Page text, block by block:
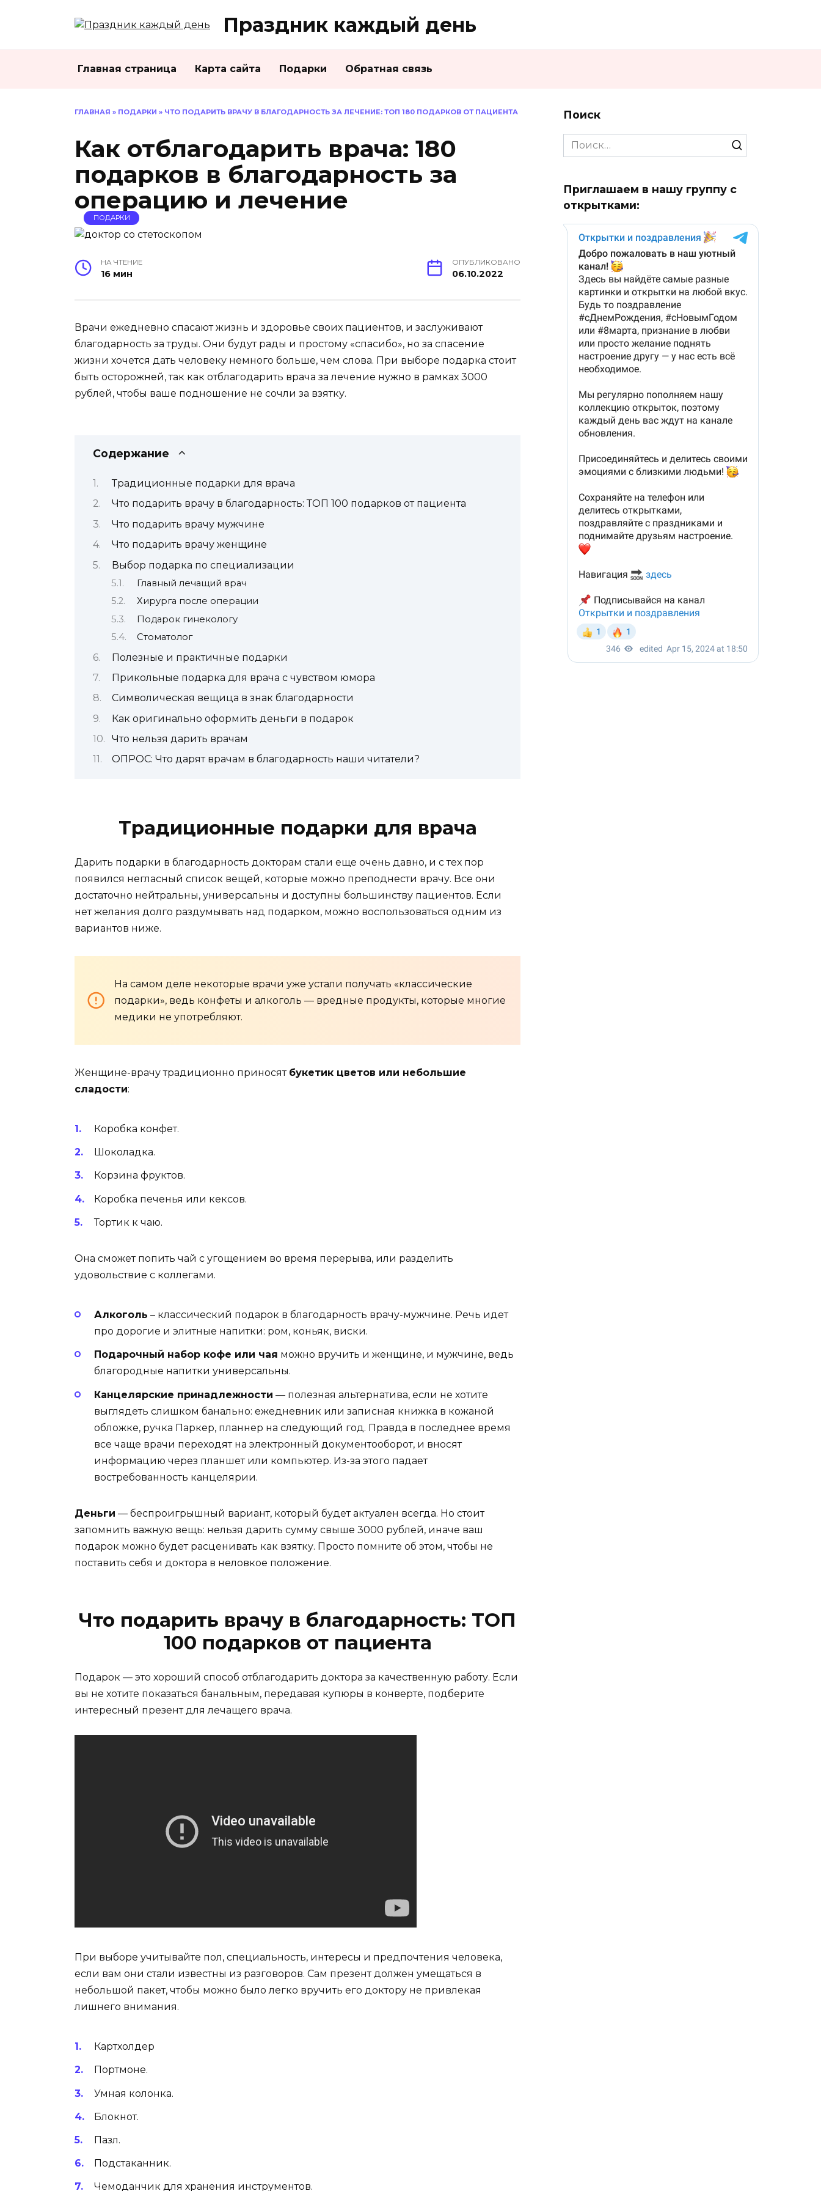
Праздник каждый день
Главная страница Карта сайта Подарки Обратная связь
ГЛАВНАЯ » ПОДАРКИ » ЧТО ПОДАРИТЬ ВРАЧУ В БЛАГОДАРНОСТЬ ЗА ЛЕЧЕНИЕ: ТОП 180 ПОДАРКОВ ОТ ПАЦИЕНТА
Как отблагодарить врача: 180
подарков в благодарность за
операцию и лечение
ПОДАРКИ
НА ЧТЕНИЕ
16 мин
ОПУБЛИКОВАНО
06.10.2022
Врачи ежедневно спасают жизнь и здоровье своих пациентов, и заслуживают
благодарность за труды. Они будут рады и простому «спасибо», но за спасение
жизни хочется дать человеку немного больше, чем слова. При выборе подарка стоит
быть осторожней, так как отблагодарить врача за лечение нужно в рамках 3000
рублей, чтобы ваше подношение не сочли за взятку.
Содержание
Традиционные подарки для врача
Что подарить врачу в благодарность: ТОП 100 подарков от пациента
Что подарить врачу мужчине
Что подарить врачу женщине
Выбор подарка по специализации
Главный лечащий врач
Хирурга после операции
Подарок гинекологу
Стоматолог
Полезные и практичные подарки
Прикольные подарка для врача с чувством юмора
Символическая вещица в знак благодарности
Как оригинально оформить деньги в подарок
Что нельзя дарить врачам
ОПРОС: Что дарят врачам в благодарность наши читатели?
Традиционные подарки для врача
Дарить подарки в благодарность докторам стали еще очень давно, и с тех пор
появился негласный список вещей, которые можно преподнести врачу. Все они
достаточно нейтральны, универсальны и доступны большинству пациентов. Если
нет желания долго раздумывать над подарком, можно воспользоваться одним из
вариантов ниже.
На самом деле некоторые врачи уже устали получать «классические
подарки», ведь конфеты и алкоголь — вредные продукты, которые многие
медики не употребляют.
Женщине-врачу традиционно приносят букетик цветов или небольшие
сладости:
Коробка конфет.
Шоколадка.
Корзина фруктов.
Коробка печенья или кексов.
Тортик к чаю.
Она сможет попить чай с угощением во время перерыва, или разделить
удовольствие с коллегами.
Алкоголь – классический подарок в благодарность врачу-мужчине. Речь идет
про дорогие и элитные напитки: ром, коньяк, виски.
Подарочный набор кофе или чая можно вручить и женщине, и мужчине, ведь
благородные напитки универсальны.
Канцелярские принадлежности — полезная альтернатива, если не хотите
выглядеть слишком банально: ежедневник или записная книжка в кожаной
обложке, ручка Паркер, планнер на следующий год. Правда в последнее время
все чаще врачи переходят на электронный документооборот, и вносят
информацию через планшет или компьютер. Из-за этого падает
востребованность канцелярии.
Деньги — беспроигрышный вариант, который будет актуален всегда. Но стоит
запомнить важную вещь: нельзя дарить сумму свыше 3000 рублей, иначе ваш
подарок можно будет расценивать как взятку. Просто помните об этом, чтобы не
поставить себя и доктора в неловкое положение.
Что подарить врачу в благодарность: ТОП
100 подарков от пациента
Подарок — это хороший способ отблагодарить доктора за качественную работу. Если
вы не хотите показаться банальным, передавая купюры в конверте, подберите
интересный презент для лечащего врача.
При выборе учитывайте пол, специальность, интересы и предпочтения человека,
если вам они стали известны из разговоров. Сам презент должен умещаться в
небольшой пакет, чтобы можно было легко вручить его доктору не привлекая
лишнего внимания.
Картхолдер
Портмоне.
Умная колонка.
Блокнот.
Пазл.
Подстаканник.
Чемоданчик для хранения инструментов.
Поиск
Search
for:
Приглашаем в нашу группу с
открытками: